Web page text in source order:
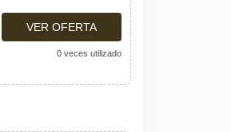
VER OFERTA
0 veces utilizado